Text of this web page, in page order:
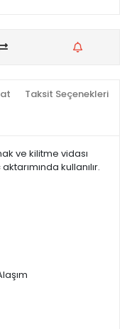
Taksit Seçenekleri
ve kilitme vidası
kullanılır.